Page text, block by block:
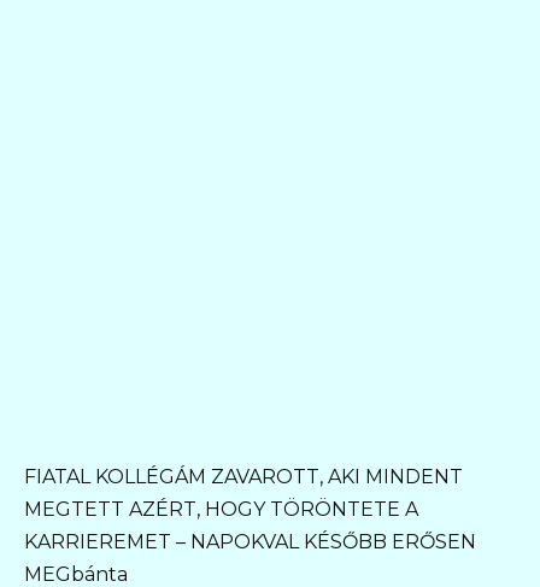
FIATAL KOLLÉGÁM ZAVAROTT, AKI MINDENT
MEGTETT AZÉRT, HOGY TÖRÖNTETE A
KARRIEREMET – NAPOKVAL KÉSŐBB ERŐSEN
MEGbánta